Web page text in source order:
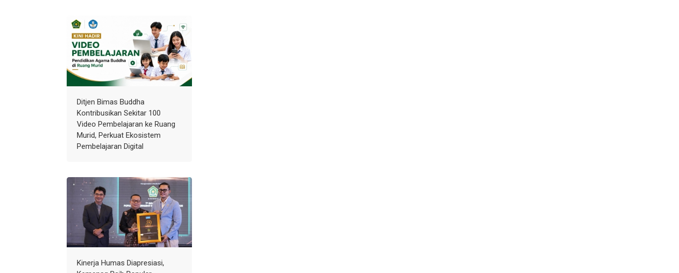
Ditjen Bimas Buddha
Kontribusikan Sekitar 100
Video Pembelajaran ke Ruang
Murid, Perkuat Ekosistem
Pembelajaran Digital
Kinerja Humas Diapresiasi,